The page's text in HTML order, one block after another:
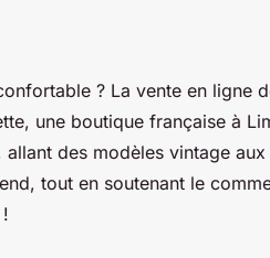
? La vente en ligne
une boutique française à
des modèles vintage
tout en soutenant le